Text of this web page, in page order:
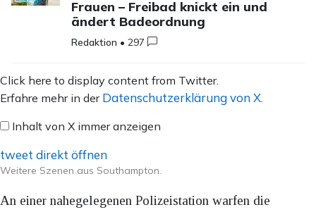
Frauen – Freibad knickt ein und
ändert Badeordnung
Redaktion •297
Inhalt
von
anzeigen
Click here to display content from Twitter.
Erfahre mehr in der Datenschutzerklärung von X
Inhalt von X immer anzeigen
tweet direkt öffnen
Weitere Szenen aus Southampton.
An einer nahegelegenen Polizeistation warfen die